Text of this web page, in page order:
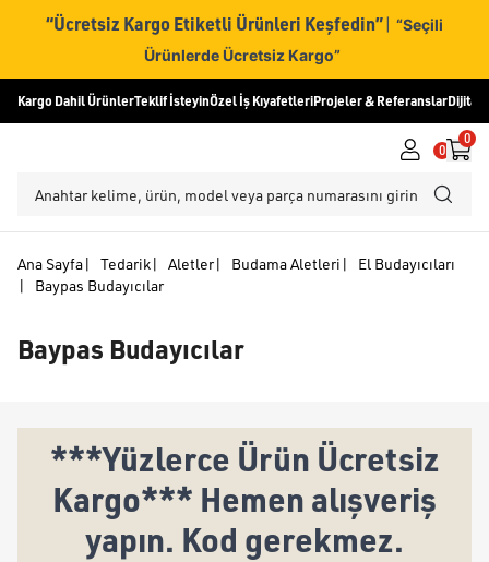
“Ücretsiz Kargo Etiketli Ürünleri Keşfedin” | “Seçili
Ürünlerde Ücretsiz Kargo”
Kargo Dahil ÜrünlerTeklif İsteyinÖzel İş KıyafetleriProjeler & ReferanslarDijital
0
0
Ana Sayfa| Tedarik| Aletler| Budama Aletleri |
El Budayıcıları
|
Baypas Budayıcılar
Baypas Budayıcılar
***Yüzlerce Ürün Ücretsiz
Kargo*** Hemen alışveriş
yapın. Kod gerekmez.